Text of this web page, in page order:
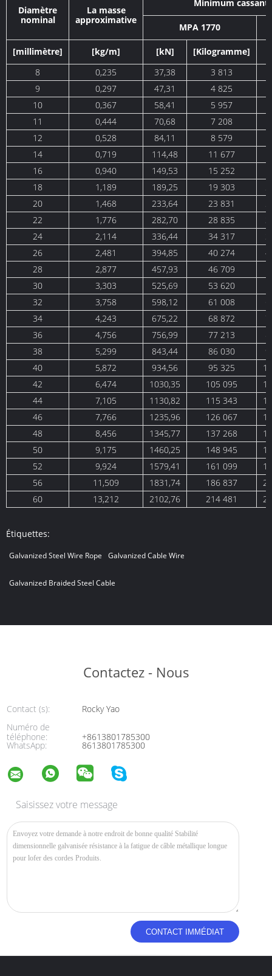
Diamètre
nominal
La masse
approximative
Minimum cassant
MPA 1770
[millimètre] [kg/m] [kN] [Kilogramme]
8
0,235 37,38 3 813
9
0,297 47,31 4 825
10
0,367 58,41 5 957
11
0,444 70,68 7 208
12
0,528 84,11 8 579
14
0,719 114,48 11 677
16
0,940 149,53 15 252
18
1,189 189,25 19 303
20
1,468 233,64 23 831
22
1,776 282,70 28 835
24
2,114 336,44 34 317
26
2,481 394,85 40 274
28
2,877 457,93 46 709
30
3,303 525,69 53 620
32
3,758 598,12 61 008
34
4,243 675,22 68 872
36
4,756 756,99 77 213
38
5,299 843,44 86 030
40
5,872 934,56 95 325
42
6,474 1030,35 105 095
44
7,105 1130,82 115 343
46
7,766 1235,96 126 067
48
8,456 1345,77 137 268
50
9,175 1460,25 148 945
52
9,924 1579,41 161 099
56
11,509 1831,74 186 837
60
13,212 2102,76 214 481
Étiquettes:
Galvanized Steel Wire Rope Galvanized Cable Wire
Galvanized Braided Steel Cable
Contactez - Nous
Contact (s):
Rocky Yao
Numéro de
téléphone:
+8613801785300
WhatsApp: 8613801785300
Saisissez votre message